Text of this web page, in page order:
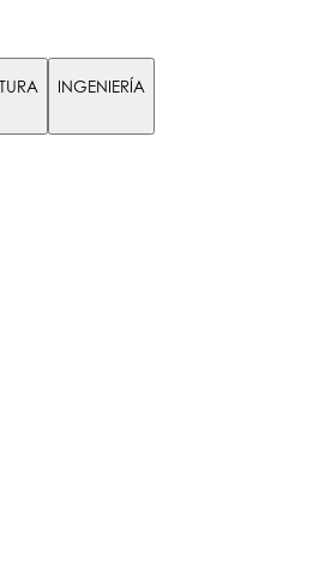
INGENIERÍA